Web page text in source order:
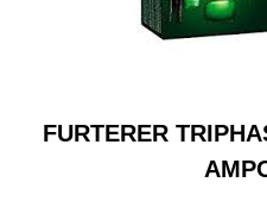
FURTERER